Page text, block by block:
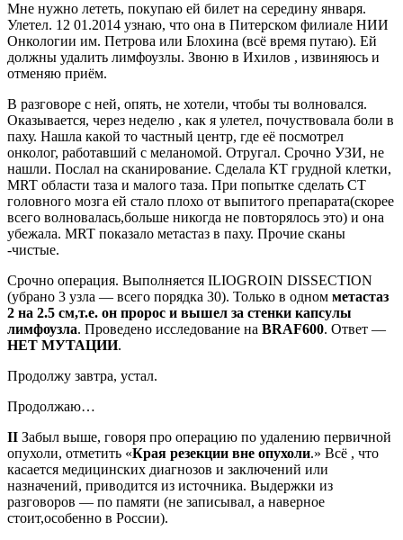
Мне нужно лететь, покупаю ей билет на середину января.
Улетел. 12 01.2014 узнаю, что она в Питерском филиале НИИ
Онкологии им. Петрова или Блохина (всё время путаю). Ей
должны удалить лимфоузлы. Звоню в Ихилов , извиняюсь и
отменяю приём.
В разговоре с ней, опять, не хотели, чтобы ты волновался.
Оказывается, через неделю , как я улетел, почуствовала боли в
паху. Нашла какой то частный центр, где её посмотрел
онколог, работавший с меланомой. Отругал. Срочно УЗИ, не
нашли. Послал на сканирование. Сделала КТ грудной клетки,
МRT области таза и малого таза. При попытке сделать СТ
головного мозга ей стало плохо от выпитого препарата(скорее
всего волновалась,больше никогда не повторялось это) и она
убежала. MRT показало метастаз в паху. Прочие сканы
-чистые.
Срочно операция. Выполняется ILIOGROIN DISSECTION
(убрано 3 узла — всего порядка 30). Только в одном метастаз
2 на 2.5 см,т.е. он пророс и вышел за стенки капсулы
лимфоузла. Проведено исследование на BRAF600. Ответ —
НЕТ МУТАЦИИ.
Продолжу завтра, устал.
Продолжаю…
II Забыл выше, говоря про операцию по удалению первичной
опухоли, отметить «Края резекции вне опухоли.» Всё , что
касается медицинских диагнозов и заключений или
назначений, приводится из источника. Выдержки из
разговоров — по памяти (не записывал, а наверное
стоит,особенно в России).